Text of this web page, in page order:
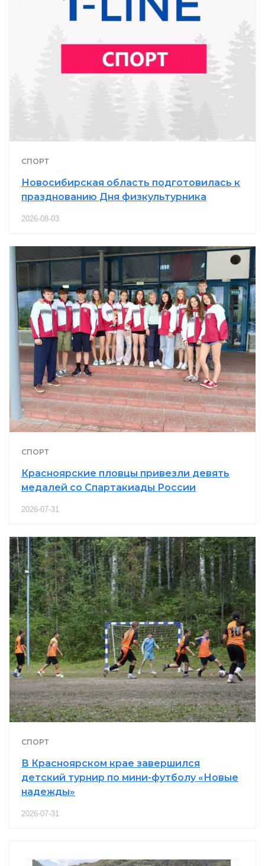
СПОРТ
Новосибирская область подготовилась к
празднованию Дня физкультурника
2026-08-03
СПОРТ
Красноярские пловцы привезли девять
медалей со Спартакиады России
2026-07-31
СПОРТ
В Красноярском крае завершился
детский турнир по мини-футболу «Новые
надежды»
2026-07-31